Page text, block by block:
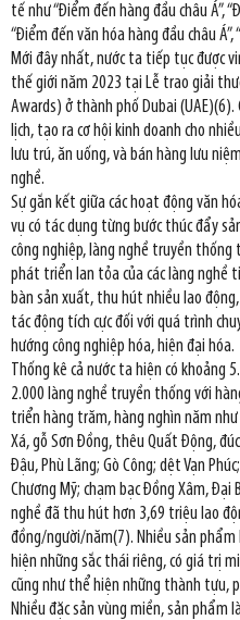
tế như “Điểm đến hàng đầu châu Á”,
“Điểm đến văn hóa hàng đầu châu
Mới đây nhất, nước ta tiếp tục được
thế giới năm 2023 tại Lễ trao giải
Awards) ở thành phố Dubai
lịch, tạo ra cơ hội kinh doanh cho
lưu trú, ăn uống, và bán hàng lưu
nghề.
Sự gắn kết giữa các hoạt động văn
vụ có tác dụng từng bước thúc đẩy
công nghiệp, làng nghề truyền thống
phát triển lan tỏa của các làng nghề
bàn sản xuất, thu hút nhiều lao
tác động tích cực đối với quá trình
hướng công nghiệp hóa, hiện đại hóa.
Thống kê cả nước ta hiện có khoảng
2.000 làng nghề truyền thống với
triển hàng trăm, hàng nghìn năm như
Xá, gỗ Sơn Đồng, thêu Quất Động,
Ðậu, Phù Lãng; Gò Công; dệt Vạn
Chương Mỹ; chạm bạc Ðồng Xâm, Ðại
nghề đã thu hút hơn 3,69 triệu lao
đồng/người/năm(7). Nhiều sản
hiện những sắc thái riêng, có giá trị
cũng như thể hiện những thành tựu,
Nhiều đặc sản vùng miền, sản phẩm